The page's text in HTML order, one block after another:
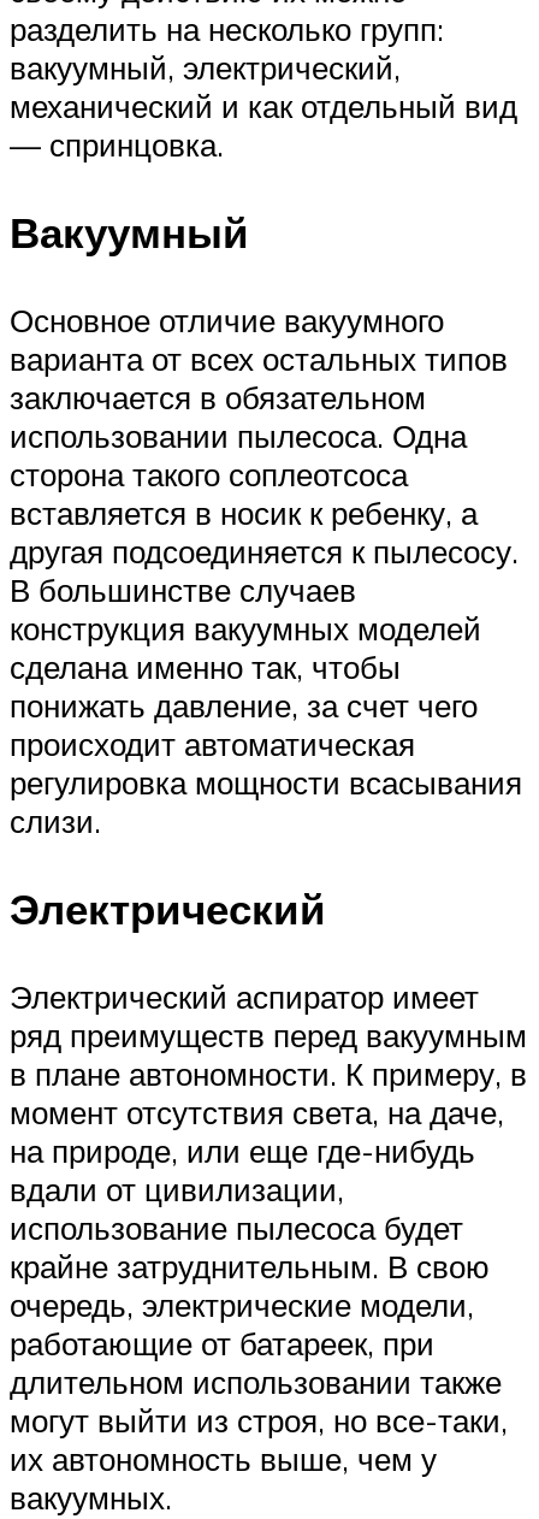
разделить на несколько групп:
вакуумный, электрический,
механический и как отдельный вид
— спринцовка.
Вакуумный
Основное отличие вакуумного
варианта от всех остальных типов
заключается в обязательном
использовании пылесоса. Одна
сторона такого соплеотсоса
вставляется в носик к ребенку, а
другая подсоединяется к пылесосу.
В большинстве случаев
конструкция вакуумных моделей
сделана именно так, чтобы
понижать давление, за счет чего
происходит автоматическая
регулировка мощности всасывания
слизи.
Электрический
Электрический аспиратор имеет
ряд преимуществ перед вакуумным
в плане автономности. К примеру, в
момент отсутствия света, на даче,
на природе, или еще где-нибудь
вдали от цивилизации,
использование пылесоса будет
крайне затруднительным. В свою
очередь, электрические модели,
работающие от батареек, при
длительном использовании также
могут выйти из строя, но все-таки,
их автономность выше, чем у
вакуумных.